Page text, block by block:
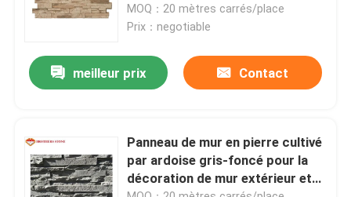
Les affaires
Demandez un devis
Dalles en pierre de granit
mur
MOQ：20 mètres carrés/place
Prix：negotiable
meilleur prix Contact
Panneau de mur en pierre cultivé
par ardoise gris-foncé pour la
décoration de mur extérieur et